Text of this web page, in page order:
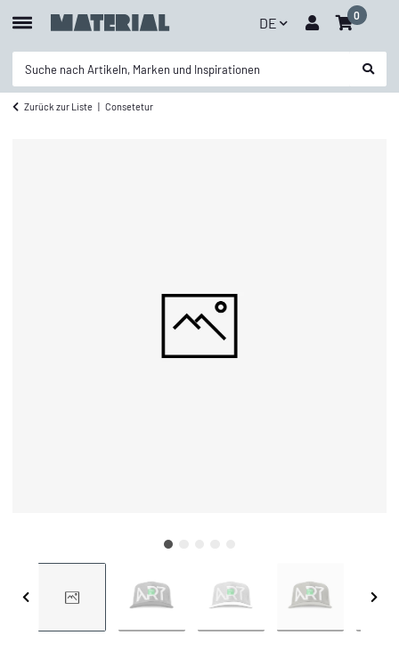
DE 0
Zurück zur Liste Consetetur